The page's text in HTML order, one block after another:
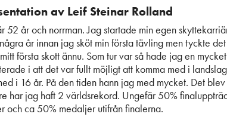
av Leif Steinar Rolland
52 år och norrman. Jag startade min egen
år innan jag sköt min första tävling men tyckte
första skott ännu. Som tur var så hade jag en
i att det var fullt möjligt att komma med i
i 16 år. På den tiden hann jag med mycket. Det
har jag haft 2 världsrekord. Ungefär 50%
och ca 50% medaljer utifrån finalerna.